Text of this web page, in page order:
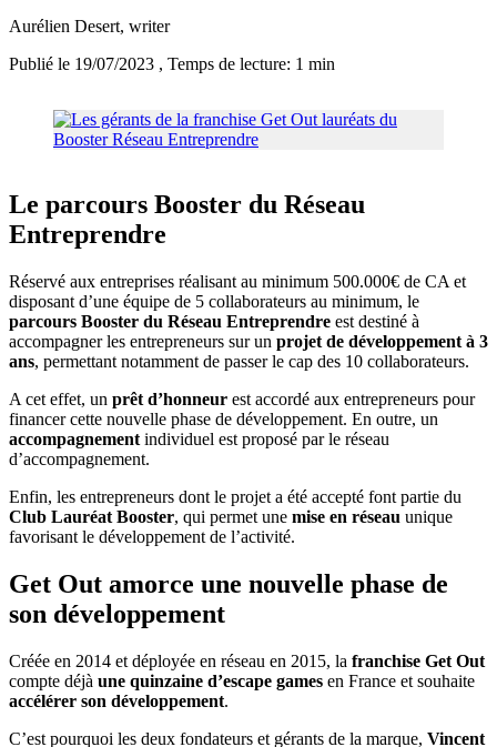
Aurélien Desert, writer
Publié le 19/07/2023 , Temps de lecture: 1 min
Le parcours Booster du Réseau
Entreprendre
Réservé aux entreprises réalisant au minimum 500.000€ de CA et
disposant d’une équipe de 5 collaborateurs au minimum, le
parcours Booster du Réseau Entreprendre est destiné à
accompagner les entrepreneurs sur un projet de développement à 3
ans, permettant notamment de passer le cap des 10 collaborateurs.
A cet effet, un prêt d’honneur est accordé aux entrepreneurs pour
financer cette nouvelle phase de développement. En outre, un
accompagnement individuel est proposé par le réseau
d’accompagnement.
Enfin, les entrepreneurs dont le projet a été accepté font partie du
Club Lauréat Booster, qui permet une mise en réseau unique
favorisant le développement de l’activité.
Get Out amorce une nouvelle phase de
son développement
Créée en 2014 et déployée en réseau en 2015, la franchise Get Out
compte déjà une quinzaine d’escape games en France et souhaite
accélérer son développement.
C’est pourquoi les deux fondateurs et gérants de la marque, Vincent